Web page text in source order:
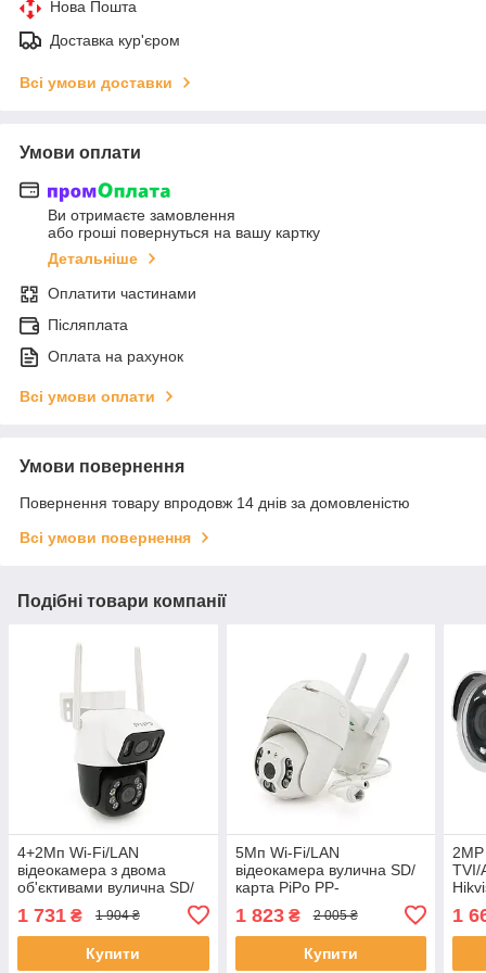
Нова Пошта
Доставка кур'єром
Всі умови доставки
Умови оплати
Ви отримаєте замовлення
або гроші повернуться на вашу картку
Детальніше
Оплатити частинами
Післяплата
Оплата на рахунок
Всі умови оплати
Умови повернення
Повернення товару впродовж 14 днів за домовленістю
Всі умови повернення
Подібні товари компанії
4+2Мп Wi-Fi/LAN
відеокамера з двома
об'єктивами вулична SD/
PTZ 2.8 mm ICSee
ЕКОБОКС
1 731 ₴ 1 904 ₴
Купити
5Мп Wi-Fi/LAN
відеокамера вулична SD/
карта PiPo PP-
mm ICSee ЕКОБОКС
1 823₴ 2 005 ₴
Купити
2МР
TVI/
1